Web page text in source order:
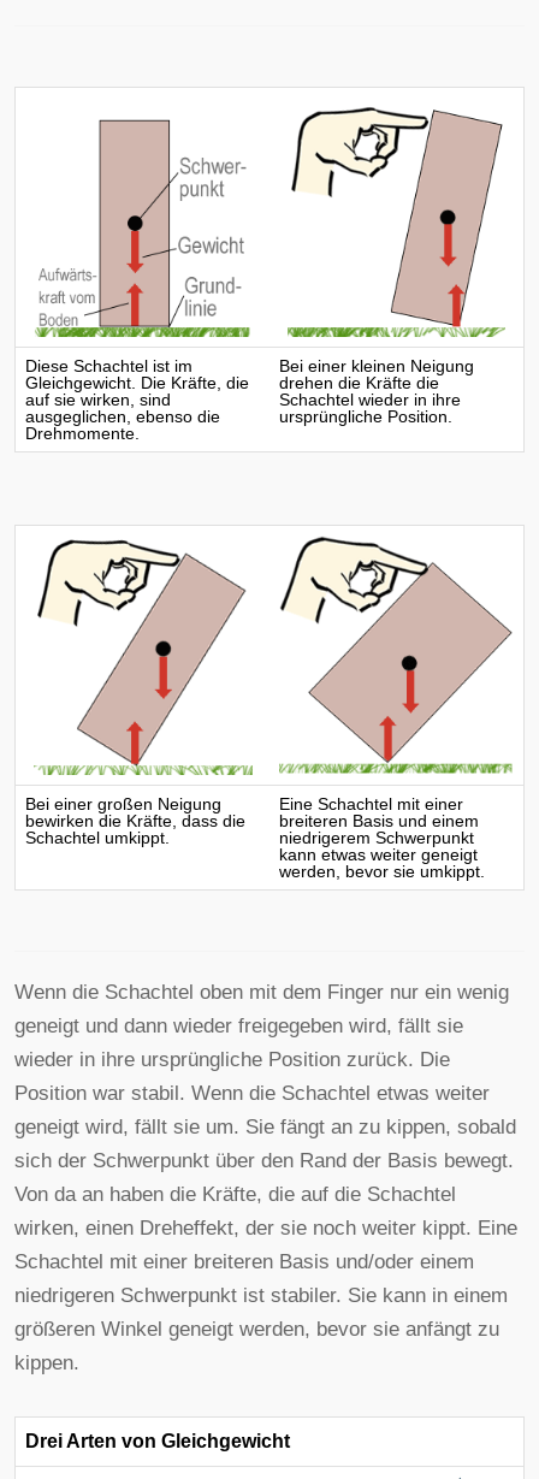
Diese Schachtel ist im
Gleichgewicht. Die Kräfte, die
auf sie wirken, sind
ausgeglichen, ebenso die
Drehmomente.
Bei einer kleinen Neigung
drehen die Kräfte die
Schachtel wieder in ihre
ursprüngliche Position.
Bei einer großen Neigung
bewirken die Kräfte, dass die
Schachtel umkippt.
Eine Schachtel mit einer
breiteren Basis und einem
niedrigerem Schwerpunkt
kann etwas weiter geneigt
werden, bevor sie umkippt.
Wenn die Schachtel oben mit dem Finger nur ein wenig
geneigt und dann wieder freigegeben wird, fällt sie
wieder in ihre ursprüngliche Position zurück. Die
Position war stabil. Wenn die Schachtel etwas weiter
geneigt wird, fällt sie um. Sie fängt an zu kippen, sobald
sich der Schwerpunkt über den Rand der Basis bewegt.
Von da an haben die Kräfte, die auf die Schachtel
wirken, einen Dreheffekt, der sie noch weiter kippt. Eine
Schachtel mit einer breiteren Basis und/oder einem
niedrigeren Schwerpunkt ist stabiler. Sie kann in einem
größeren Winkel geneigt werden, bevor sie anfängt zu
kippen.
Drei Arten von Gleichgewicht